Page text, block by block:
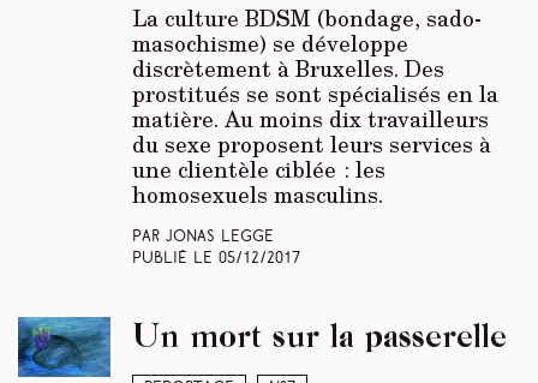
La culture BDSM (bondage, sado-
masochisme) se développe
discrètement à Bruxelles. Des
prostitués se sont spécialisés en la
matière. Au moins dix travailleurs
du sexe proposent leurs services à
une clientèle ciblée : les
homosexuels masculins.
Par Jonas Legge
Publié le 05/12/2017
Un mort sur la passerelle